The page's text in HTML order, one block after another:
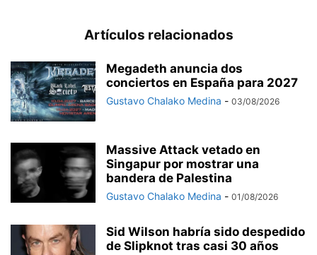
Artículos relacionados
Megadeth anuncia dos
conciertos en España para 2027
Gustavo Chalako Medina - 03/08/2026
Massive Attack vetado en
Singapur por mostrar una
bandera de Palestina
Gustavo Chalako Medina - 01/08/2026
Sid Wilson habría sido despedido
de Slipknot tras casi 30 años